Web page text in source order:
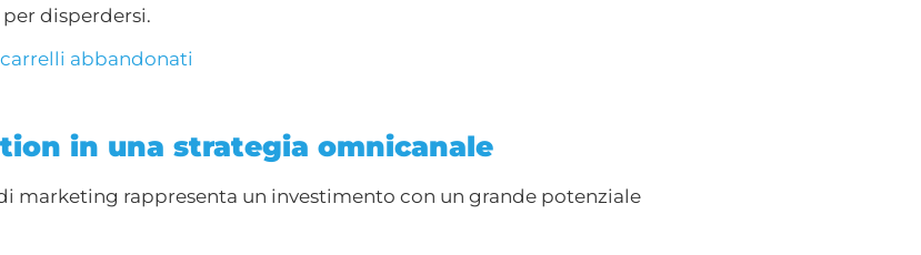
disperdersi.
abbandonati
in una strategia omnicanale
marketing rappresenta un investimento con un grande potenziale